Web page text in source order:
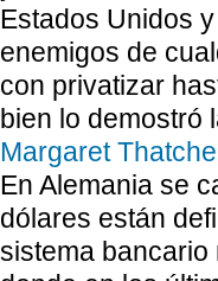
Estados Unidos
enemigos de
con privatizar
bien lo demostró
Margaret
En Alemania se
dólares están
sistema bancario